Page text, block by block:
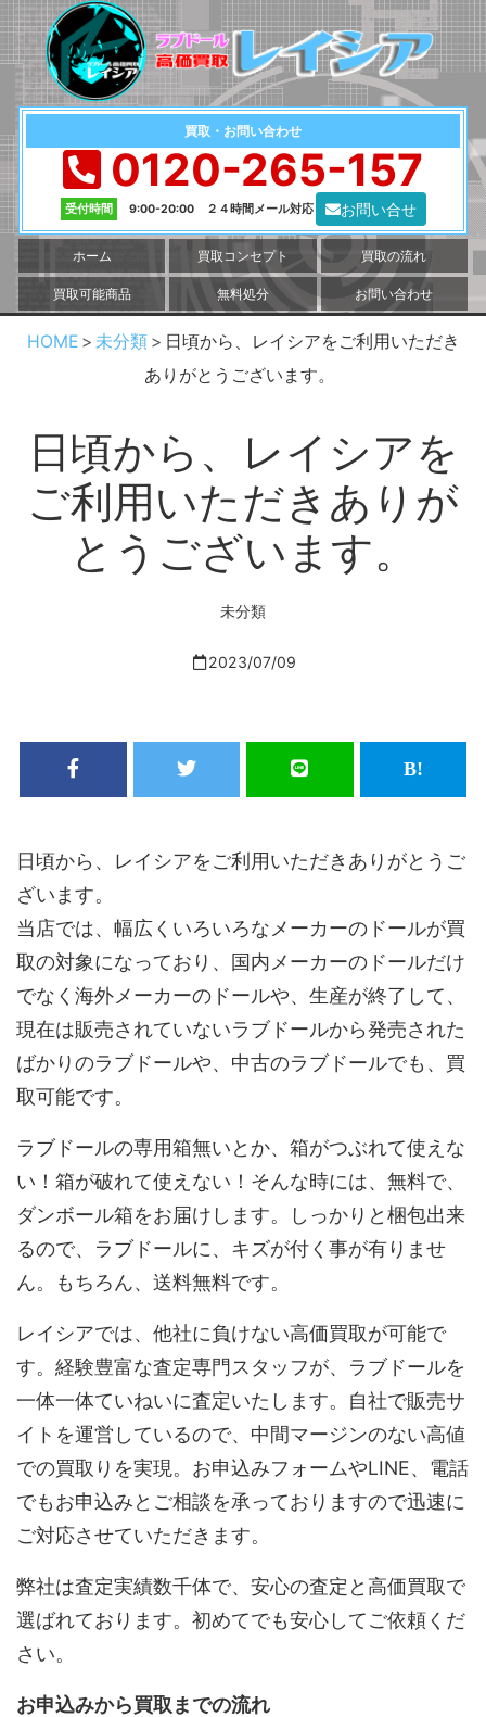
買取・お問い合わせ
0120-265-157
受付時間 9:00-20:00 ２４時間メール対応 お問い合せ
ホーム 買取コンセプト 買取の流れ
買取可能商品 無料処分 お問い合わせ
HOME 未分類
日頃から、レイシアをご利用いただき
ありがとうございます。
日頃から、レイシアを
ご利用いただきありが
とうございます。
未分類
2023/07/09
日頃から、レイシアをご利用いただきありがとうご
ざいます。
当店では、幅広くいろいろなメーカーのドールが買
取の対象になっており、国内メーカーのドールだけ
でなく海外メーカーのドールや、生産が終了して、
現在は販売されていないラブドールから発売された
ばかりのラブドールや、中古のラブドールでも、買
取可能です。
ラブドールの専用箱無いとか、箱がつぶれて使えな
い！箱が破れて使えない！そんな時には、無料で、
ダンボール箱をお届けします。しっかりと梱包出来
るので、ラブドールに、キズが付く事が有りませ
ん。もちろん、送料無料です。
レイシアでは、他社に負けない高価買取が可能で
す。経験豊富な査定専門スタッフが、ラブドールを
一体一体ていねいに査定いたします。自社で販売サ
イトを運営しているので、中間マージンのない高値
での買取りを実現。お申込みフォームやLINE、電話
でもお申込みとご相談を承っておりますので迅速に
ご対応させていただきます。
弊社は査定実績数千体で、安心の査定と高価買取で
選ばれております。初めてでも安心してご依頼くだ
さい。
お申込みから買取までの流れ